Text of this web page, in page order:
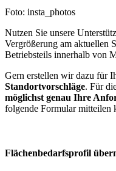
Foto: insta_photos
Nutzen Sie unsere
Vergrößerung am aktuellen
Betriebsteils innerhalb von
Gern erstellen wir dazu für
Standortvorschläge. Für
möglichst genau Ihre
folgende Formular mitteilen
Flächenbedarfsprofil